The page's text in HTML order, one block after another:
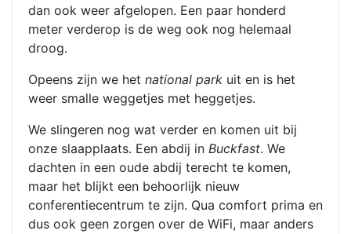
dan ook weer afgelopen. Een paar honderd
meter verderop is de weg ook nog helemaal
droog.
Opeens zijn we het national park uit en is het
weer smalle weggetjes met heggetjes.
We slingeren nog wat verder en komen uit bij
onze slaapplaats. Een abdij in Buckfast. We
dachten in een oude abdij terecht te komen,
maar het blijkt een behoorlijk nieuw
conferentiecentrum te zijn. Qua comfort prima en
dus ook geen zorgen over de WiFi, maar anders